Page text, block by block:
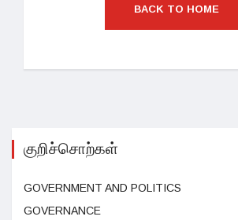
BACK TO HOME
குறிச்சொற்கள்
GOVERNMENT AND POLITICS
GOVERNANCE